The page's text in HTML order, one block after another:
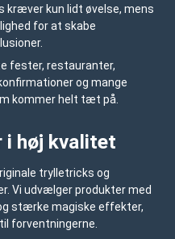
kræver kun lidt øvelse, mens
for at skabe
fester, restauranter,
og mange
kommer helt tæt på.
i høj kvalitet
trylletricks og
Vi udvælger produkter med
stærke magiske effekter,
forventningerne.